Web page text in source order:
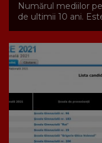
Numărul mediilor
de ultimii 10 ani.